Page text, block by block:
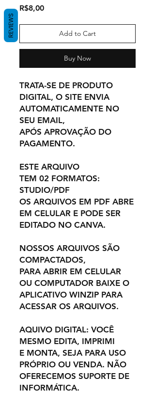
R$8,00Price
Add to Cart
Buy Now
TRATA-SE DE PRODUTO
DIGITAL, O SITE ENVIA
AUTOMATICAMENTE NO
SEU EMAIL,
APÓS APROVAÇÃO DO
PAGAMENTO.
ESTE ARQUIVO
TEM 02 FORMATOS:
STUDIO/PDF
OS ARQUIVOS EM PDF ABRE
EM CELULAR E PODE SER
EDITADO NO CANVA.
NOSSOS ARQUIVOS SÃO
COMPACTADOS,
PARA ABRIR EM CELULAR
OU COMPUTADOR BAIXE O
APLICATIVO WINZIP PARA
ACESSAR OS ARQUIVOS.
AQUIVO DIGITAL: VOCÊ
MESMO EDITA, IMPRIMI
E MONTA, SEJA PARA USO
PRÓPRIO OU VENDA. NÃO
OFERECEMOS SUPORTE DE
INFORMÁTICA.
REVIEWS